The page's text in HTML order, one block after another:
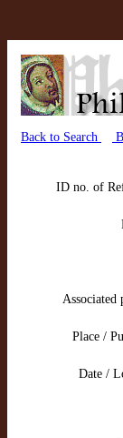
Back to Search
ID no. of
Associated
Place /
Date /